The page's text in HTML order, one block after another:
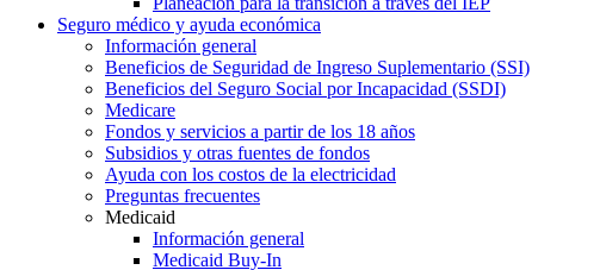
Seguro médico y ayuda económica
Información general
Beneficios de Seguridad de Ingreso Suplementario (SSI)
Beneficios del Seguro Social por Incapacidad (SSDI)
Medicare
Fondos y servicios a partir de los 18 años
Subsidios y otras fuentes de fondos
Ayuda con los costos de la electricidad
Preguntas frecuentes
Medicaid
Información general
Medicaid Buy-In